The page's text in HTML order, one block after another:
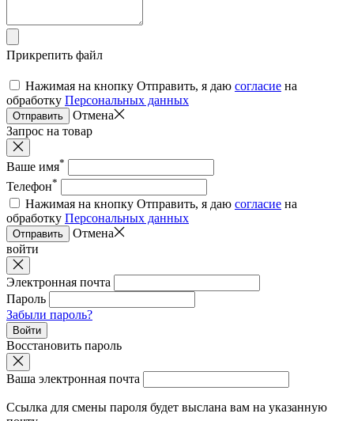
Прикрепить файл
Нажимая на кнопку Отправить, я даю согласие на
обработку Персональных данных
Отправить
Отмена
Запрос на товар
Ваше имя*
Телефон*
Нажимая на кнопку Отправить, я даю согласие на
обработку Персональных данных
Отправить
Отмена
войти
Электронная почта
Пароль
Забыли пароль?
Войти
Восстановить пароль
Ваша электронная почта
Ссылка для смены пароля будет выслана вам на указанную